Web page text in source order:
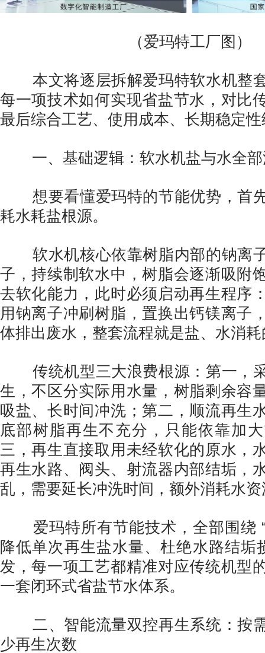
（爱玛特工厂图）
本文将逐层拆解爱玛特软水机整
每一项技术如何实现省盐节水，对比
最后综合工艺、使用成本、长期稳定
一、基础逻辑：软水机盐与水全部
想要看懂爱玛特的节能优势，首
耗水耗盐根源。
软水机核心依靠树脂内部的钠离
子，持续制软水中，树脂会逐渐吸附
去软化能力，此时必须启动再生程序
用钠离子冲刷树脂，置换出钙镁离子
体排出废水，整套流程就是盐、水消
传统机型三大浪费根源：第一，
生，不区分实际用水量，树脂剩余容
吸盐、长时间冲洗；第二，顺流再生
底部树脂再生不充分，只能依靠加
三，再生直接取用未经软化的原水，
再生水路、阀头、射流器内部结垢，
乱，需要延长冲洗时间，额外消耗水资
爱玛特所有节能技术，全部围绕
降低单次再生盐水量、杜绝水路结垢
发，每一项工艺都精准对应传统机型
一套闭环式省盐节水体系。
二、智能流量双控再生系统：按
少再生次数